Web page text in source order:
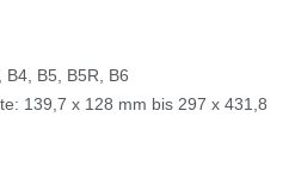
B4, B5, B5R, B6
139,7 x 128 mm bis 297 x 431,8